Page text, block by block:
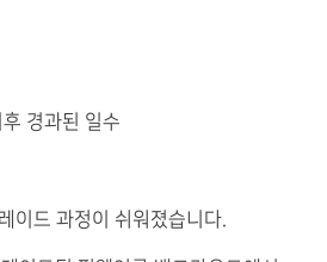
경과된 일수
이드 과정이 쉬워졌습니다.